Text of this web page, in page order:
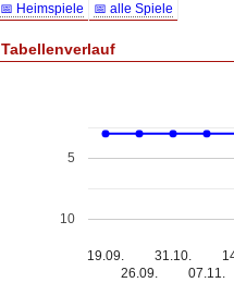
📅 Heimspiele
📅 alle Spiele
Tabellenverlauf
19.09.
26.09.
31.10.
07.11.
5
10